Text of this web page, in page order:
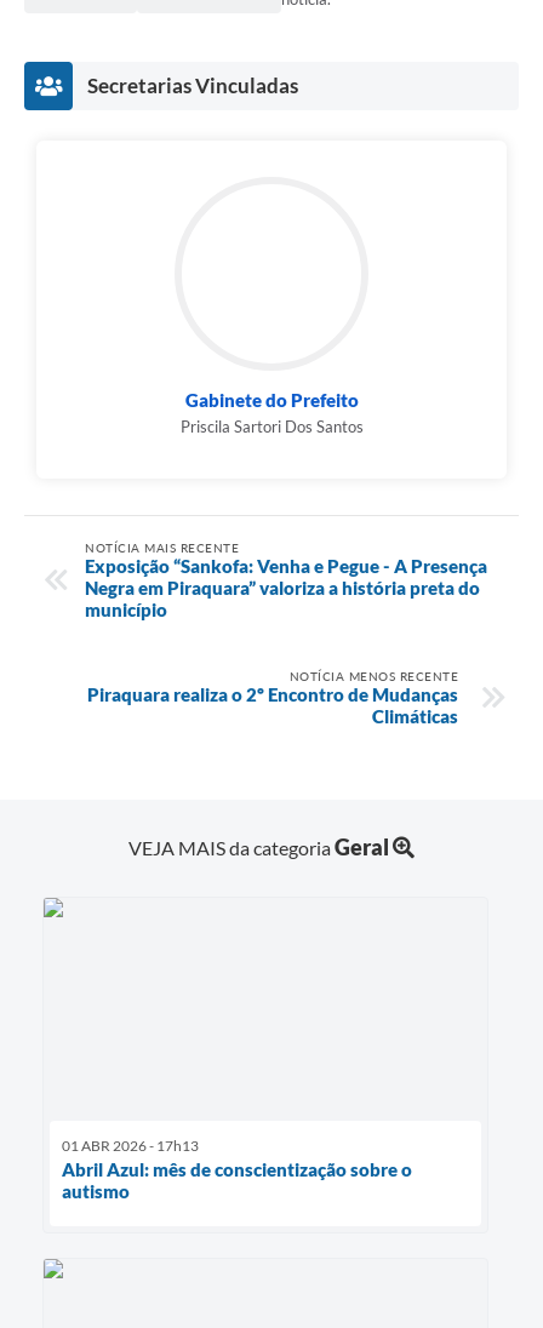
Secretarias Vinculadas
Gabinete do Prefeito
Priscila Sartori Dos Santos
NOTÍCIA MAIS RECENTE
Exposição “Sankofa: Venha e Pegue - A Presença
Negra em Piraquara” valoriza a história preta do
município
NOTÍCIA MENOS RECENTE
Piraquara realiza o 2º Encontro de Mudanças
Climáticas
VEJA MAIS da categoriaGeral
01 ABR 2026 - 17h13
Abril Azul: mês de conscientização sobre o
autismo